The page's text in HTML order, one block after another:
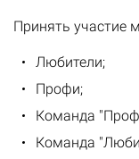
Принять участие
Любители;
Профи;
Команда
Команда